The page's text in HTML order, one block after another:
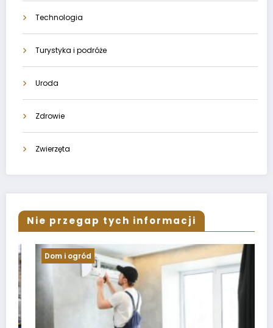
Technologia
Turystyka i podróże
Uroda
Zdrowie
Zwierzęta
Nie przegap tych informacji
Informacje